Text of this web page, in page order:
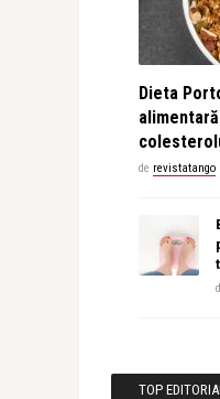
Dieta
de revistatango
TOP